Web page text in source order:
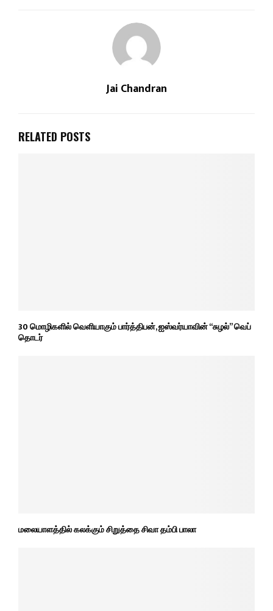
Jai Chandran
RELATED POSTS
30 மொழிகளில் வெளியாகும் பார்த்திபன், ஐஸ்வர்யாவின் “சுழல்” வெப்
தொடர்
மலையாளத்தில் கலக்கும் சிறுத்தை சிவா தம்பி பாலா